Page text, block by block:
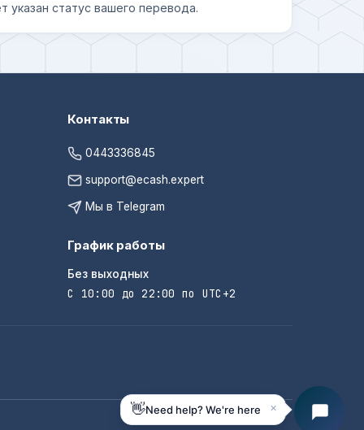
указан статус вашего перевода.
Контакты
0443336845
support@ecash.expert
Мы в Telegram
График работы
Без выходных
С 10:00 до 22:00 по UTC+2
👋Need help? We're here ×